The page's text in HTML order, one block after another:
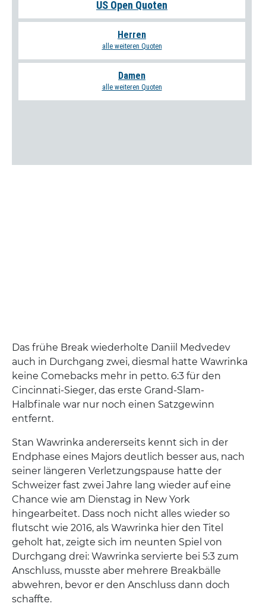
Das frühe Break wiederholte Daniil Medvedev
auch in Durchgang zwei, diesmal hatte Wawrinka
keine Comebacks mehr in petto. 6:3 für den
Cincinnati-Sieger, das erste Grand-Slam-
Halbfinale war nur noch einen Satzgewinn
entfernt.
Stan Wawrinka andererseits kennt sich in der
Endphase eines Majors deutlich besser aus, nach
seiner längeren Verletzungspause hatte der
Schweizer fast zwei Jahre lang wieder auf eine
Chance wie am Dienstag in New York
hingearbeitet. Dass noch nicht alles wieder so
flutscht wie 2016, als Wawrinka hier den Titel
geholt hat, zeigte sich im neunten Spiel von
Durchgang drei: Wawrinka servierte bei 5:3 zum
Anschluss, musste aber mehrere Breakbälle
abwehren, bevor er den Anschluss dann doch
schaffte.